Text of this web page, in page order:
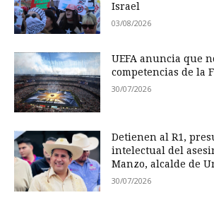
Israel
03/08/2026
UEFA anuncia que
competencias de la
30/07/2026
Detienen al R1,
intelectual del
Manzo, alcalde de
30/07/2026